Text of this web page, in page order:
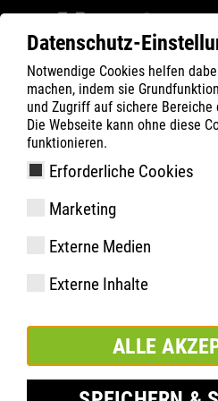
Datenschutz-
Notwendige Cookies helfen
machen, indem sie
und Zugriff auf sichere
Die Webseite kann ohne diese
funktionieren.
Erforderliche Cookies
Marketing
Externe Medien
Externe Inhalte
ALLE
ATLAS Company
Inside
ATLAS auf der